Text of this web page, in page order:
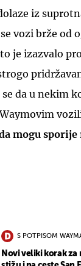
iz
vozi brže od
je izazvalo
da u nekim
mogu
S POTPISOM
Novi veliki korak